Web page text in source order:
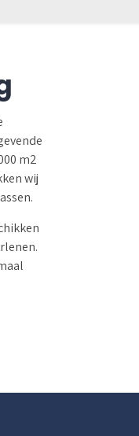
m2
wij